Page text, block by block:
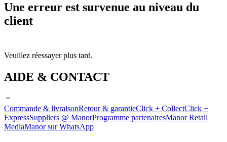
Une erreur est survenue au niveau du
client
Veuillez réessayer plus tard.
AIDE & CONTACT
Commande & livraisonRetour & garantieClick + CollectClick +
ExpressSuppliers @ ManorProgramme partenairesManor Retail
MediaManor sur WhatsApp